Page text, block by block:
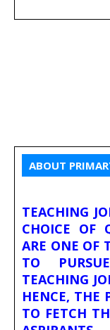
ABOUT
TEACHING
CHOICE OF
ARE ONE OF
TO
TEACHING
HENCE, THE
TO FETCH